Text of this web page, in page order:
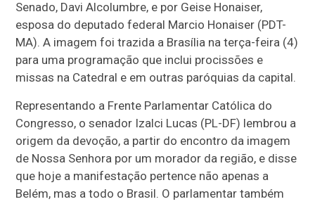
Senado, Davi Alcolumbre, e por Geise Honaiser,
esposa do deputado federal Marcio Honaiser (PDT-
MA). A imagem foi trazida a Brasília na terça-feira (4)
para uma programação que inclui procissões e
missas na Catedral e em outras paróquias da capital.
Representando a Frente Parlamentar Católica do
Congresso, o senador Izalci Lucas (PL-DF) lembrou a
origem da devoção, a partir do encontro da imagem
de Nossa Senhora por um morador da região, e disse
que hoje a manifestação pertence não apenas a
Belém, mas a todo o Brasil. O parlamentar também